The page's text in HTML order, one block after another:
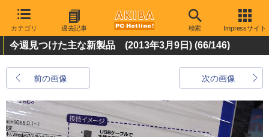
カテゴリ 過去記事 検索 Impressサイト
今週見つけた主な新製品 (2013年3月9日) (66/146)
前の画像 次の画像